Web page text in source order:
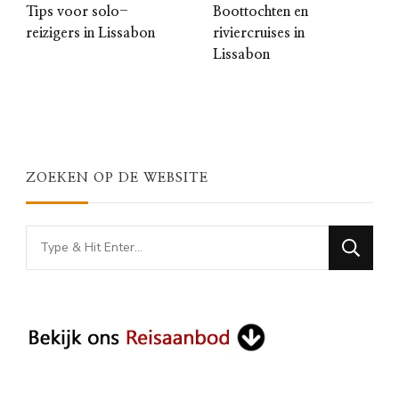
Tips voor solo-
reizigers in Lissabon
Boottochten en
riviercruises in
Lissabon
ZOEKEN OP DE WEBSITE
Looking
for